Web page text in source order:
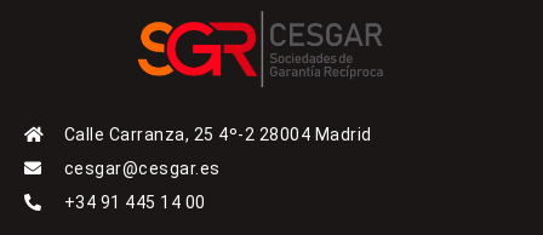
Calle Carranza, 25 4º-2 28004 Madrid
cesgar@cesgar.es
+34 91 445 14 00